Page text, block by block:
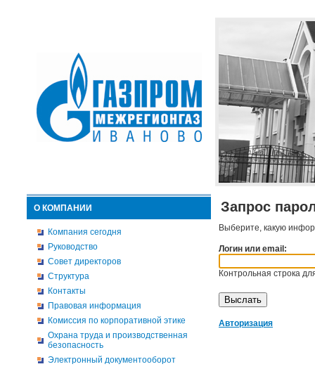
О КОМПАНИИ
Компания сегодня
Руководство
Совет директоров
Структура
Контакты
Правовая информация
Комиссия по корпоративной этике
Охрана труда и производственная
безопасность
Электронный документооборот
Запрос
Выберите, какую
Логин или email:
Контрольная строка
Авторизация